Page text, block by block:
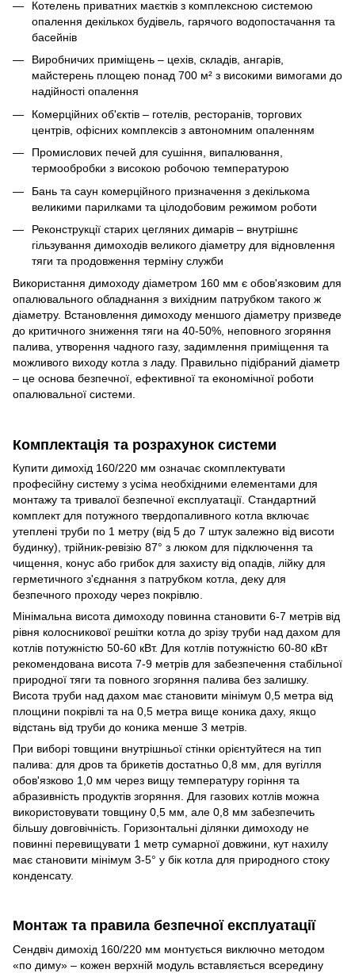
Котелень приватних маєтків з комплексною системою
опалення декількох будівель, гарячого водопостачання та
басейнів
Виробничих приміщень – цехів, складів, ангарів,
майстерень площею понад 700 м² з високими вимогами до
надійності опалення
Комерційних об'єктів – готелів, ресторанів, торгових
центрів, офісних комплексів з автономним опаленням
Промислових печей для сушіння, випалювання,
термообробки з високою робочою температурою
Бань та саун комерційного призначення з декількома
великими парилками та цілодобовим режимом роботи
Реконструкції старих цегляних димарів – внутрішнє
гільзування димоходів великого діаметру для відновлення
тяги та продовження терміну служби
Використання димоходу діаметром 160 мм є обов'язковим для
опалювального обладнання з вихідним патрубком такого ж
діаметру. Встановлення димоходу меншого діаметру призведе
до критичного зниження тяги на 40-50%, неповного згоряння
палива, утворення чадного газу, задимлення приміщення та
можливого виходу котла з ладу. Правильно підібраний діаметр
– це основа безпечної, ефективної та економічної роботи
опалювальної системи.
Комплектація та розрахунок системи
Купити димохід 160/220 мм означає скомплектувати
професійну систему з усіма необхідними елементами для
монтажу та тривалої безпечної експлуатації. Стандартний
комплект для потужного твердопаливного котла включає
утеплені труби по 1 метру (від 5 до 7 штук залежно від висоти
будинку), трійник-ревізію 87° з люком для підключення та
чищення, конус або грибок для захисту від опадів, лійку для
герметичного з'єднання з патрубком котла, деку для
безпечного проходу через покрівлю.
Мінімальна висота димоходу повинна становити 6-7 метрів від
рівня колосникової решітки котла до зрізу труби над дахом для
котлів потужністю 50-60 кВт. Для котлів потужністю 60-80 кВт
рекомендована висота 7-9 метрів для забезпечення стабільної
природної тяги та повного згоряння палива без залишку.
Висота труби над дахом має становити мінімум 0,5 метра від
площини покрівлі та на 0,5 метра вище коника даху, якщо
відстань від труби до коника менше 3 метрів.
При виборі товщини внутрішньої стінки орієнтуйтеся на тип
палива: для дров та брикетів достатньо 0,8 мм, для вугілля
обов'язково 1,0 мм через вищу температуру горіння та
абразивність продуктів згоряння. Для газових котлів можна
використовувати товщину 0,5 мм, але 0,8 мм забезпечить
більшу довговічність. Горизонтальні ділянки димоходу не
повинні перевищувати 1 метр сумарної довжини, кут нахилу
має становити мінімум 3-5° у бік котла для природного стоку
конденсату.
Монтаж та правила безпечної експлуатації
Сендвіч димохід 160/220 мм монтується виключно методом
«по диму» – кожен верхній модуль вставляється всередину